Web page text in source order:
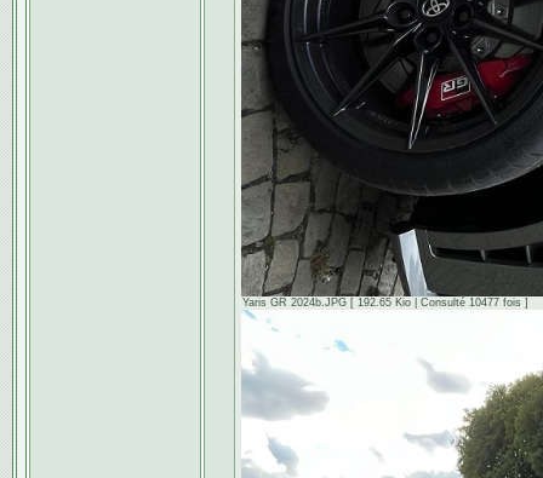
Yaris GR 2024b.JPG [ 192.65 Kio | Consulté 10477 fois ]